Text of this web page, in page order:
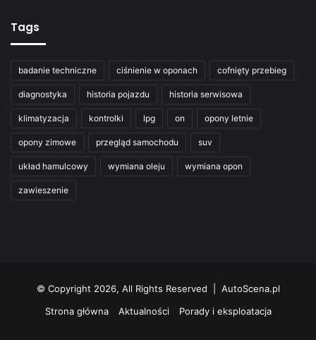
Tags
badanie techniczne ciśnienie w oponach cofnięty przebieg
diagnostyka historia pojazdu historia serwisowa
klimatyzacja kontrolki lpg on opony letnie
opony zimowe przegląd samochodu suv
układ hamulcowy wymiana oleju wymiana opon
zawieszenie
© Copyright 2026, All Rights Reserved | AutoScena.pl
Strona główna
Aktualności Porady i eksploatacja